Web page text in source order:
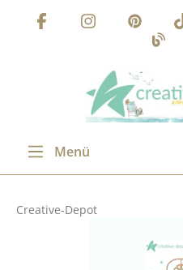
Zum Hauptinhalt springen
Menü
Creative-Depot